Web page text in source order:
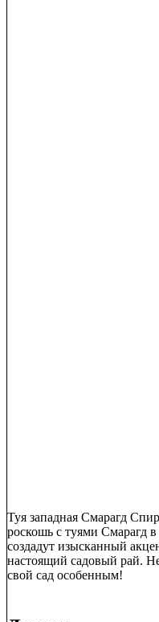
Туя западная Смарагд
роскошь с туями Смарагд
создадут изысканный
настоящий садовый рай.
свой сад особенным!